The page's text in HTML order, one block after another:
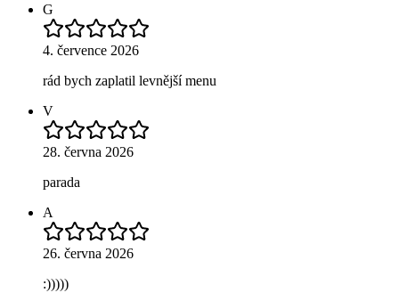
G
4. července 2026
rád bych zaplatil levnější menu
V
28. června 2026
parada
A
26. června 2026
:)))))